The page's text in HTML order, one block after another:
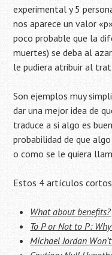
experimental y 5
nos aparece un valor
poco probable que la
muertes) se deba al
le pudiera atribuir al
Son ejemplos muy
dar una mejor idea de
traduce a si algo es
probabilidad de que
o como se le quiera
Estos 4 artículos
What about benefits?
To P or Not to P:
Michael Jordan